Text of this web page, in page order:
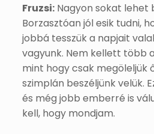
Fruzsi:Nagyon sokat lehet
Borzasztóan jól esik tudni,
jobbá tesszük a napjait
vagyunk. Nem kellett több
mint hogy csak megöleljük
szimplán beszéljünk velük.
és még jobb emberré is
kell, hogy mondjam.